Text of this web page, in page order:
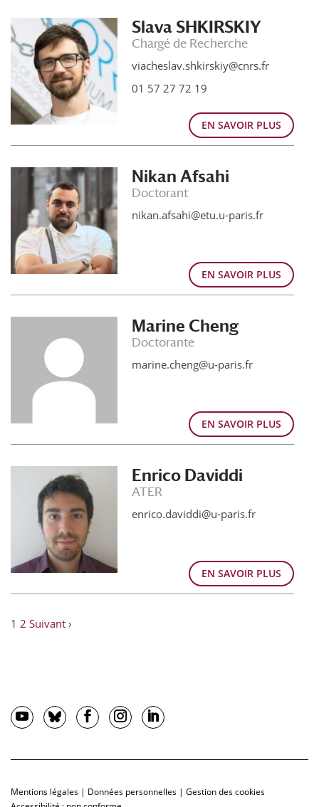
Slava SHKIRSKIY
Chargé de Recherche
viacheslav.shkirskiy@cnrs.fr
01 57 27 72 19
EN SAVOIR PLUS
Nikan Afsahi
Doctorant
nikan.afsahi@etu.u-paris.fr
EN SAVOIR PLUS
Marine Cheng
Doctorante
marine.cheng@u-paris.fr
EN SAVOIR PLUS
Enrico Daviddi
ATER
enrico.daviddi@u-paris.fr
EN SAVOIR PLUS
1 2 Suivant ›
Mentions légales | Données personnelles | Gestion des cookies